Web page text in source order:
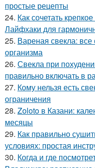
простые рецепты
24. Как сочетать
Лайфхаки для
25. Вареная свекла:
организма
26. Свекла при
правильно включать в
27. Кому нельзя есть
ограничения
28. Zoloto в Казани:
месяцы
29. Как правильно
условиях: простая
30. Когда и где